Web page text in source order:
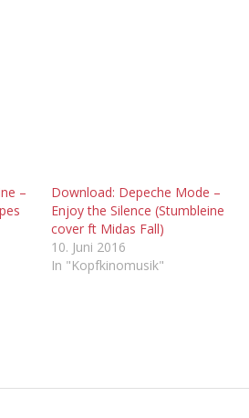
–
Download: Depeche Mode –
Enjoy the Silence (Stumbleine
cover ft Midas Fall)
10. Juni 2016
In "Kopfkinomusik"